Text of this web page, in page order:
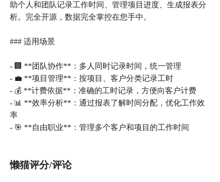
助个人和团队记录工作时间、管理项目进度、生成报表分
析。完全开源，数据完全掌控在您手中。
### 适用场景
- 🏢 **团队协作**：多人同时记录时间，统一管理
- 💼 **项目管理**：按项目、客户分类记录工时
- 💰 **计费依据**：准确的工时记录，方便向客户计费
- 📊 **效率分析**：通过报表了解时间分配，优化工作效
率
懒猫评分/评论